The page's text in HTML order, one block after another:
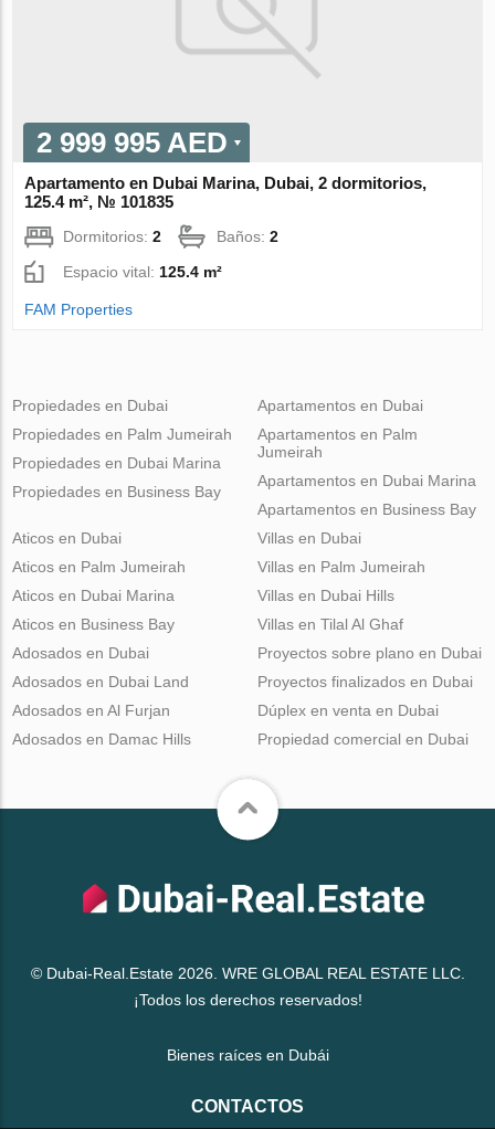
2 999 995 AED
Apartamento en Dubai Marina, Dubai, 2 dormitorios,
125.4 m², № 101835
Dormitorios:2 Baños:2
Espacio vital: 125.4 m²
FAM Properties
Propiedades en Dubai
Propiedades en Palm Jumeirah
Propiedades en Dubai Marina
Propiedades en Business Bay
Apartamentos en Dubai
Apartamentos en Palm
Jumeirah
Apartamentos en Dubai Marina
Apartamentos en Business Bay
Aticos en Dubai
Aticos en Palm Jumeirah
Aticos en Dubai Marina
Aticos en Business Bay
Villas en Dubai
Villas en Palm Jumeirah
Villas en Dubai Hills
Villas en Tilal Al Ghaf
Adosados en Dubai
Adosados en Dubai Land
Adosados en Al Furjan
Adosados en Damac Hills
Proyectos sobre plano en Dubai
Proyectos finalizados en Dubai
Dúplex en venta en Dubai
Propiedad comercial en Dubai
© Dubai-Real.Estate 2026. WRE GLOBAL REAL ESTATE LLC.
¡Todos los derechos reservados!
Bienes raíces en Dubái
CONTACTOS